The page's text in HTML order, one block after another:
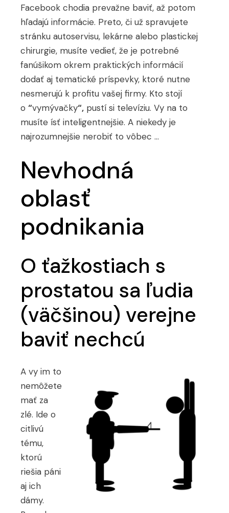
Facebook chodia prevažne baviť, až potom
hľadajú informácie. Preto, či už spravujete
stránku autoservisu, lekárne alebo plastickej
chirurgie, musíte vedieť, že je potrebné
fanúšikom okrem praktických informácií
dodať aj tematické príspevky, ktoré nutne
nesmerujú k profitu vašej firmy. Kto stojí
o“vymývačky“, pustí si televíziu. Vy na to
musíte ísť inteligentnejšie. A niekedy je
najrozumnejšie nerobiť to vôbec …
Nevhodná
oblasť
podnikania
O ťažkostiach s
prostatou sa ľudia
(väčšinou) verejne
baviť nechcú
A vy im to
nemôžete
mať za
zlé. Ide o
citlivú
tému,
ktorú
riešia páni
aj ich
dámy.